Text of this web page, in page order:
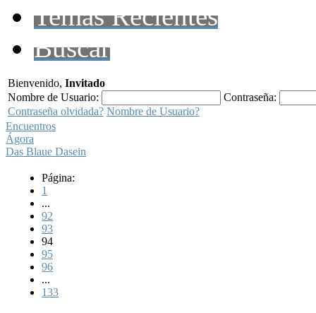
Temas Recientes
Buscar
Bienvenido, Invitado
Nombre de Usuario:
Contraseña:
Contraseña olvidada? Nombre de Usuario?
Encuentros
Ágora
Das Blaue Dasein
Página:
1
...
92
93
94
95
96
...
133